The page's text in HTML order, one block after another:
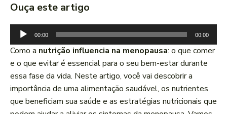
Ouça este artigo
o
c
a
d
o
r
00:00 00:00
Como a nutrição influencia na menopausa: o que comer
e o que evitar é essencial para o seu bem-estar durante
essa fase da vida. Neste artigo, você vai descobrir a
importância de uma alimentação saudável, os nutrientes
que beneficiam sua saúde e as estratégias nutricionais que